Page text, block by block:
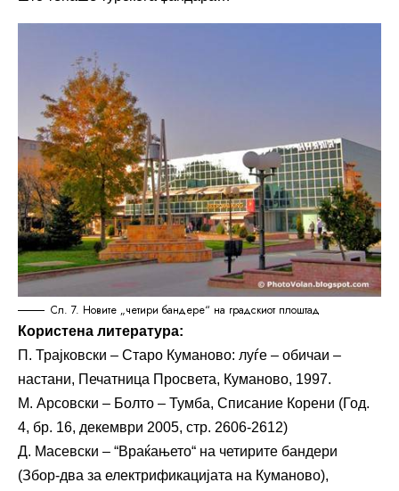
Сл. 7. Новите „четири бандере“ на градскиот плоштад
Користена литература:
П. Трајковски – Старо Куманово: луѓе – обичаи –
настани, Печатница Просвета, Куманово, 1997.
М. Арсовски – Болто – Тумба, Списание Корени (Год.
4, бр. 16, декември 2005, стр. 2606-2612)
Д. Масевски – “Враќањето“ на четирите бандери
(Збор-два за електрификацијата на Куманово),